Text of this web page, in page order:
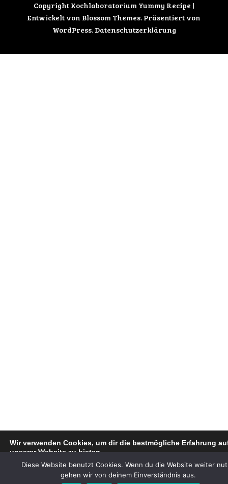
Copyright Kochlaboratorium Yummy Recipe |
Entwickelt von Blossom Themes. Präsentiert von
WordPress. Datenschutzerklärung
Wir verwenden Cookies, um dir die bestmögliche Erfahrung
unserer Website zu bieten.
Du kannst mehr darüber erfahren, welche Cookies wir
Diese Website benutzt Cookies. Wenn du die Website weiter
gehen wir von deinem Einverständnis aus.